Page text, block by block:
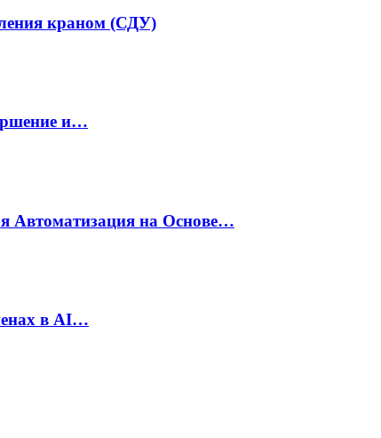
краном (СДУ)
и…
Автоматизация на Основе…
в AI…